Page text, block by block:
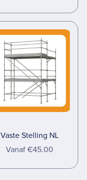
Vaste Stelling NL
Vanaf €45.00